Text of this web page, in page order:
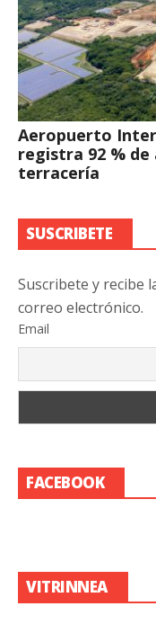
Aeropuerto
registra 92 % de
terracería
SUSCRIBETE
Suscribete y recibe
correo electrónico.
Email
FACEBOOK
VITRINNEA